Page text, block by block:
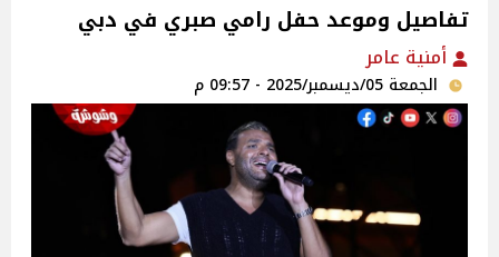
تفاصيل وموعد حفل رامي صبري في دبي
أمنية عامر
الجمعة 05/ديسمبر/2025 - 09:57 م